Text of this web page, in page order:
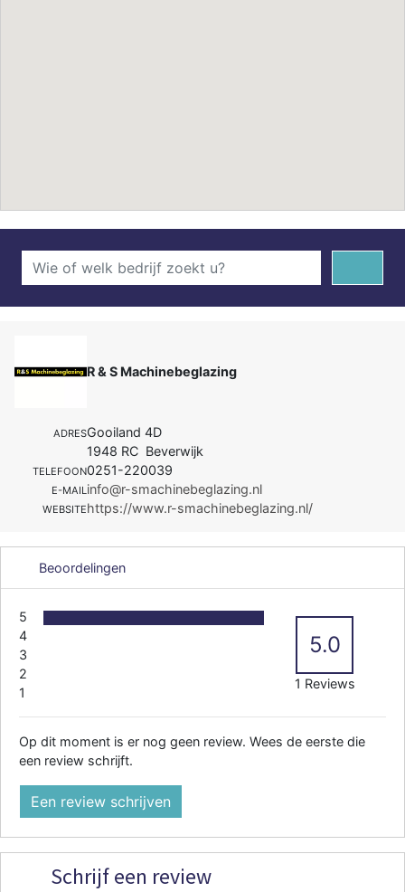
R & S Machinebeglazing
ADRESGooiland 4D
1948 RC Beverwijk
TELEFOON0251-220039
E-MAILinfo@r-smachinebeglazing.nl
WEBSITEhttps://www.r-smachinebeglazing.nl/
Beoordelingen
5
4
3
2
1
5.0
1 Reviews
Op dit moment is er nog geen review. Wees de eerste die
een review schrijft.
Een review schrijven
Schrijf een review